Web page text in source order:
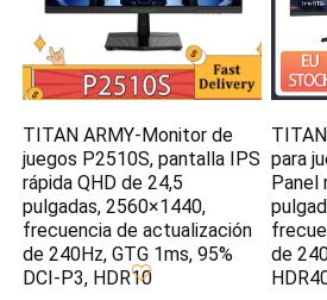
TITAN ARMY-Monitor de
juegos P2510S, pantalla IPS
rápida QHD de 24,5
pulgadas, 2560×1440,
frecuencia de actualización
de 240Hz, GTG 1ms, 95%
DCI-P3, HDR10
para
Panel
de